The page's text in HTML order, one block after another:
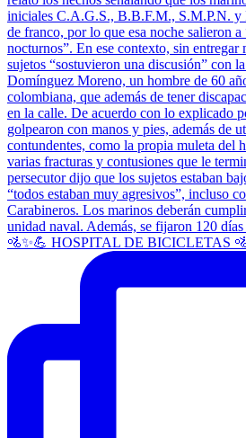
🚵✨💪 HOSPITAL DE BICICLETAS